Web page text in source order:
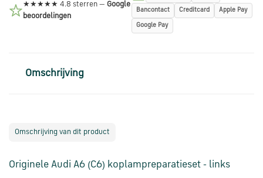
mail
links
Bestellen
★★★★★ 4.8 sterren — Google
beoordelingen
Bancontact Creditcard Apple Pay
Google Pay
Omschrijving
Omschrijving van dit product
Originele Audi A6 (C6) koplampreparatieset - links